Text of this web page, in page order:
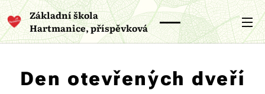
Základní škola
Hartmanice, příspěvková
organizace
Den otevřených dveří